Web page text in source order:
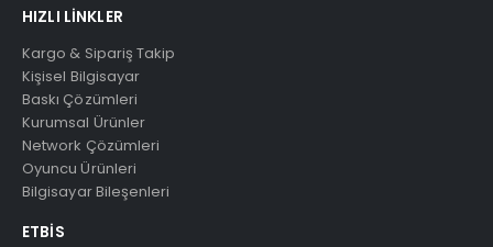
HIZLI LINKLER
Kargo & Sipariş Takip
Kişisel Bilgisayar
Baskı Çözümleri
Kurumsal Ürünler
Network Çözümleri
Oyuncu Ürünleri
Bilgisayar Bileşenleri
ETBIS